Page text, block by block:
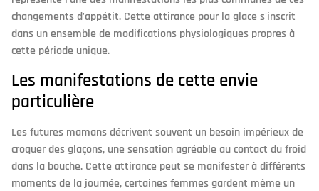
changements d'appétit. Cette attirance pour la glace s'inscrit
dans un ensemble de modifications physiologiques propres à
cette période unique.
Les manifestations de cette envie
particulière
Les futures mamans décrivent souvent un besoin impérieux de
croquer des glaçons, une sensation agréable au contact du froid
dans la bouche. Cette attirance peut se manifester à différents
moments de la journée, certaines femmes gardent même un